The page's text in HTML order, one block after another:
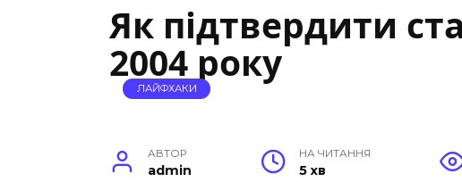
Як підтвердити
2004 року
ЛАЙФХАКИ
АВТОР
admin
НА ЧИТАННЯ
5 хв